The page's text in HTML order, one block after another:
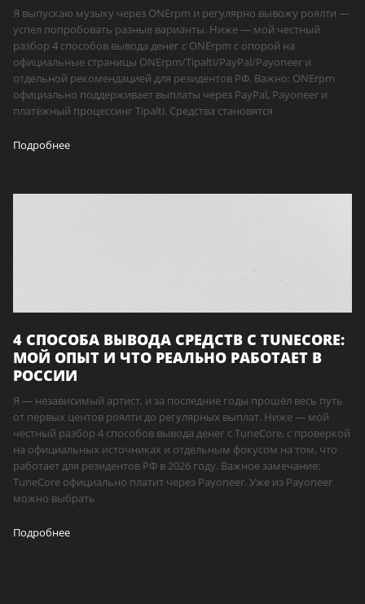
Я выпускаю музыку через ONErpm и регулярно вывожу роялти —
успел попробовать разные варианты. Ниже — мой честный
разбор 4 способов вывода денег с ONErpm с опорой на
официальные страницы ONErpm/Tipalti/PayPal/Payoneer и
отдельной рекомендацией для резидентов РФ. Важно: ONErpm
официально поддерживает выплаты через PayPal, Payoneer и
платёжный процессинг Tipalti. Средства становятся
Подробнее
4 СПОСОБА ВЫВОДА СРЕДСТВ С TUNECORE:
МОЙ ОПЫТ И ЧТО РЕАЛЬНО РАБОТАЕТ В
РОССИИ
Я — независимый артист, и за последние годы прошёл весь путь
от первых центов роялти до регулярных выплат. Ниже — мой
честный разбор 4 способов вывода денег с TuneCore, с проверкой
на официальных источниках и отдельным фокусом на том, что
работает для резидентов РФ в 2026 году. Важное замечание:
TuneCore официально платит через Payoneer. Уже из Payoneer
можно выбрать
Подробнее